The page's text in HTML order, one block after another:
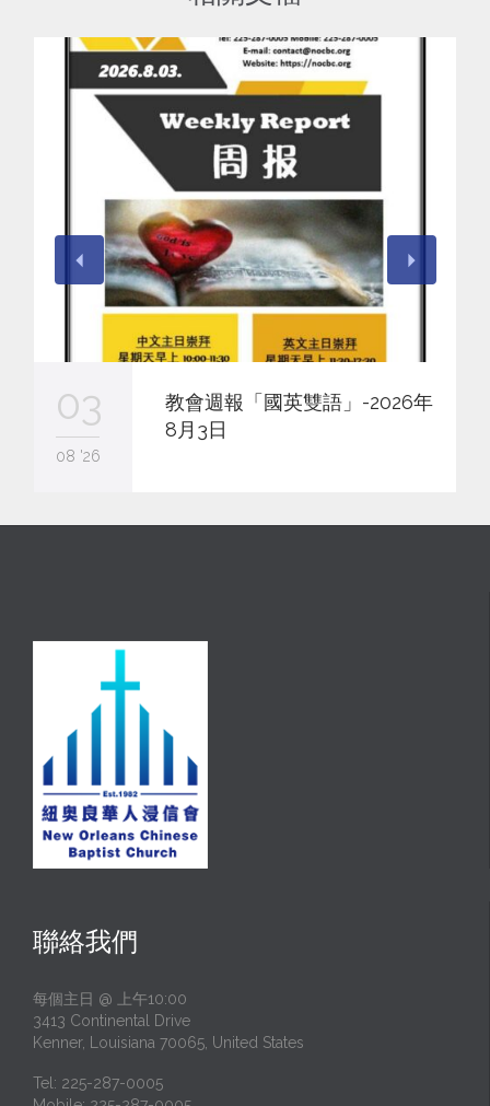
03
08 '26
教會週報「國英雙語」-2026年
8月3日
聯絡我們
每個主日 @ 上午10:00
3413 Continental Drive
Kenner, Louisiana 70065, United States
Tel: 225-287-0005